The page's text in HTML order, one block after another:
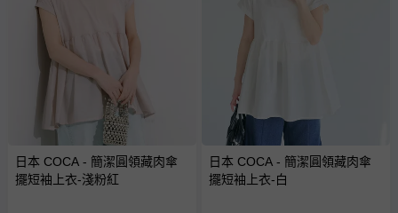
日本 COCA - 簡潔圓領藏肉傘
擺短袖上衣-淺粉紅
日本 COCA - 簡潔圓領藏肉傘
擺短袖上衣-白